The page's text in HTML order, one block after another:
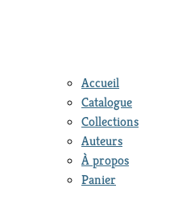
Accueil
Catalogue
Collections
Auteurs
À propos
Panier